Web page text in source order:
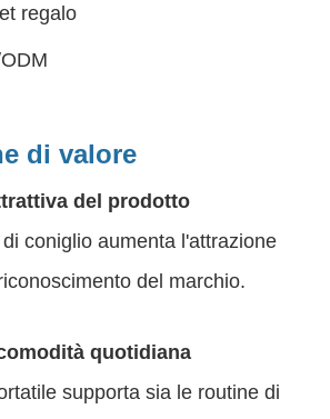
regalo
di valore
del prodotto
coniglio aumenta l'attrazione
del marchio.
quotidiana
supporta sia le routine di